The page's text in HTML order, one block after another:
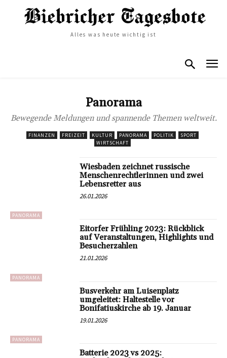
Alles was heute wichtig ist
Panorama
Bewegende Meldungen und spannende Themen weltweit.
FINANZEN FREIZEIT KULTUR PANORAMA POLITIK
SPORT
WIRTSCHAFT
PANORAMA
Wiesbaden zeichnet russische
Menschenrechtlerinnen und zwei
Lebensretter aus
26.01.2026
PANORAMA
Eitorfer Frühling 2023: Rückblick
auf Veranstaltungen, Highlights und
Besucherzahlen
21.01.2026
PANORAMA
Busverkehr am Luisenplatz
umgeleitet: Haltestelle vor
Bonifatiuskirche ab 19. Januar
19.01.2026
Batterie 2023 vs 2025: